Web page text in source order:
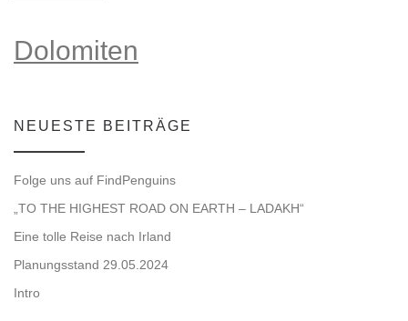
Dolomiten
NEUESTE BEITRÄGE
Folge uns auf FindPenguins
„TO THE HIGHEST ROAD ON EARTH – LADAKH“
Eine tolle Reise nach Irland
Planungsstand 29.05.2024
Intro